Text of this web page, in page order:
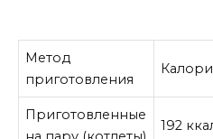
Метод
приготовления
Приготовленные
192